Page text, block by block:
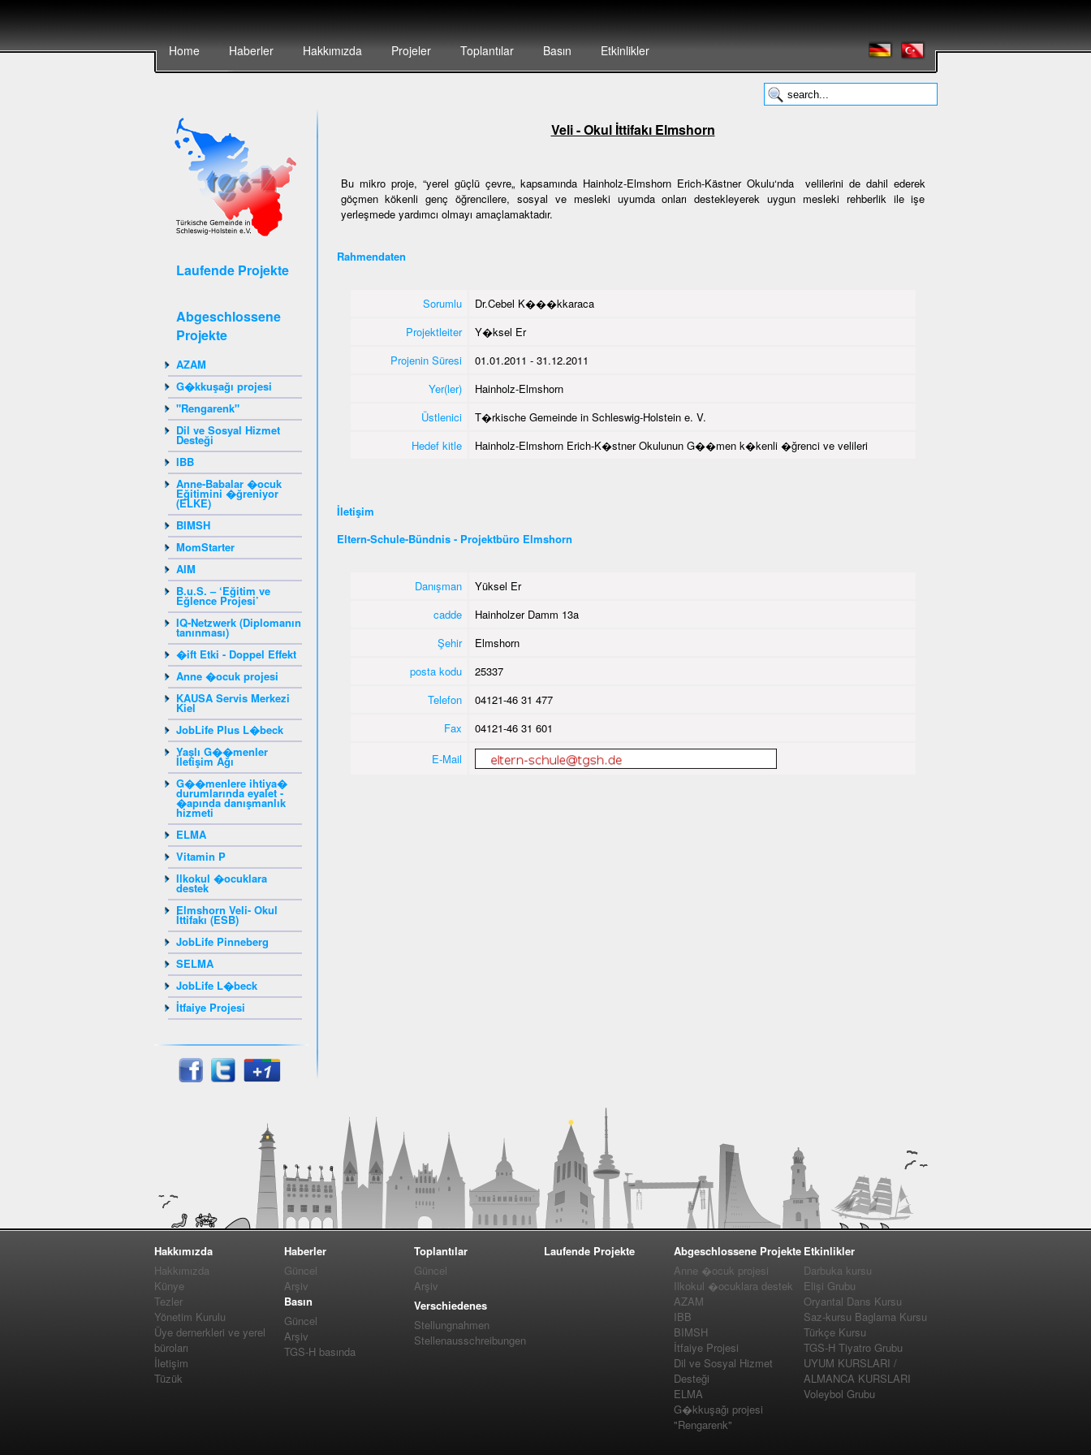
Home Haberler Hakkımızda Projeler Toplantılar Basın Etkinlikler
Laufende Projekte
Abgeschlossene
Projekte
AZAM
G�kkuşağı projesi
"Rengarenk"
Dil ve Sosyal Hizmet
Desteği
IBB
Anne-Babalar �ocuk
Eğitimini �ğreniyor
(ELKE)
BIMSH
MomStarter
AIM
B.u.S. – ‘Eğitim ve
Eğlence Projesi’
IQ-Netzwerk (Diplomanın
tanınması)
�ift Etki - Doppel Effekt
Anne �ocuk projesi
KAUSA Servis Merkezi
Kiel
JobLife Plus L�beck
Yaşlı G��menler
İletişim Ağı
G��menlere ihtiya�
durumlarında eyalet -
�apında danışmanlık
hizmeti
ELMA
Vitamin P
Ilkokul �ocuklara
destek
Elmshorn Veli- Okul
İttifakı (ESB)
JobLife Pinneberg
SELMA
JobLife L�beck
İtfaiye Projesi
Veli - Okul İttifakı Elmshorn
Bu mikro proje, “yerel güçlü çevre„ kapsamında Hainholz-Elmshorn Erich-Kästner Okulu‘nda velilerini de dahil ederek
göçmen kökenli genç öğrencilere, sosyal ve mesleki uyumda onları destekleyerek uygun mesleki rehberlik ile işe
yerleşmede yardımcı olmayı amaçlamaktadır.
Rahmendaten
Sorumlu
Dr.Cebel K���kkaraca
Projektleiter
Y�ksel Er
Projenin Süresi
01.01.2011 - 31.12.2011
Yer(ler)
Hainholz-Elmshorn
Üstlenici
T�rkische Gemeinde in Schleswig-Holstein e. V.
Hedef kitle
Hainholz-Elmshorn Erich-K�stner Okulunun G��men k�kenli �ğrenci ve velileri
İletişim
Eltern-Schule-Bündnis - Projektbüro Elmshorn
Danışman
Yüksel Er
cadde
Hainholzer Damm 13a
Şehir
Elmshorn
posta kodu
25337
Telefon
04121-46 31 477
Fax
04121-46 31 601
E-Mail
Hakkımızda
Hakkımızda
Künye
Tezler
Yönetim Kurulu
Üye dernerkleri ve yerel
büroları
İletişim
Tüzük
Haberler
Güncel
Arşiv
Basın
Güncel
Arşiv
TGS-H basında
Toplantılar
Güncel
Arşiv
Verschiedenes
Stellungnahmen
Stellenausschreibungen
Laufende Projekte
Abgeschlossene Projekte
Anne �ocuk projesi
Ilkokul �ocuklara destek
AZAM
IBB
BIMSH
İtfaiye Projesi
Dil ve Sosyal Hizmet
Desteği
ELMA
G�kkuşağı projesi
"Rengarenk"
Etkinlikler
Darbuka kursu
Elişi Grubu
Oryantal Dans Kursu
Saz-kursu Baglama Kursu
Türkçe Kursu
TGS-H Tiyatro Grubu
UYUM KURSLARI /
ALMANCA KURSLARI
Voleybol Grubu